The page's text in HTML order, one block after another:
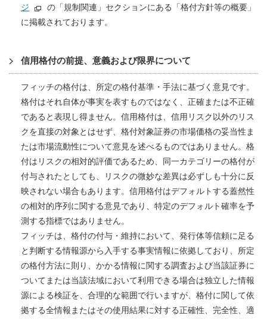
ジ
の「規制関連」セクションにある「格付方針等の概要」
に掲載されております。
信用格付の前提、意義および限界について
フィッチの格付は、所定の格付基準・手法に基づく意見です。
格付はそれ自体が事実を表すものではなく、正確または不正確
であると表現し得ません。信用格付は、信用リスク以外のリス
クを直接の対象とはせず、格付対象証券の市場価格の妥当性ま
たは市場流動性について意見を述べるものではありません。格
付はリスクの相対的評価であるため、同一カテゴリーの格付が
付与されたとしても、リスクの微妙な差異は必ずしも十分に反
映されない場合もあります。信用格付はデフォルトする蓋然性
の相対的序列に関する意見であり、特定のデフォルト確率を予
測する指標ではありません。
フィッチは、格付の付与・維持において、発行体等信頼に足る
と判断する情報源から入手する事実情報に依拠しており、所定
の格付方法に則り、かかる情報に関する調査および当該証券に
ついてまたは当該法域において利用できる場合は独立した情報
源による検証を、合理的な範囲で行いますが、格付に関して依
拠する全情報またはその使用結果に対する正確性、完全性、適